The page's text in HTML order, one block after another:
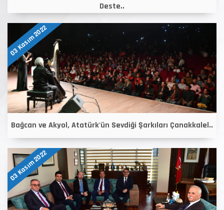
Deste..
03 Kasım 2022
Bağcan ve Akyol, Atatürk'ün Sevdiği Şarkıları Çanakkalel..
03 Kasım 2022